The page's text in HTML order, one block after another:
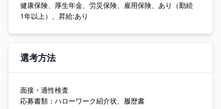
健康保険、厚生年金、労災保険、雇用保険、あり（勤続
1年以上）、昇給:あり
選考方法
面接・適性検査
応募書類：ハローワーク紹介状、履歴書